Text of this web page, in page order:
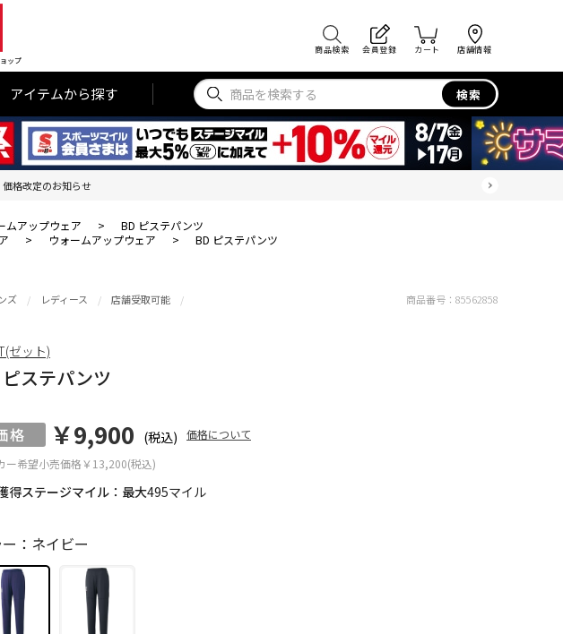
ップ
商品検索 会員登録 カート 店舗情報
アイテムから探す 検索
格改定のお知らせ
ムアップウェア >
BD ピステパンツ
> ウォームアップウェア > BD ピステパンツ
得ステージマイル：最大495マイル
ズ レディース 店舗受取可能
ステパンツ
ー希望小売価格￥13,200(税込)
￥9,900 (税込) 価格について
：ネイビー
商品番号： 85562858
ゼット)